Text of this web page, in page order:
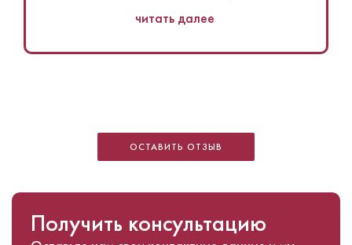
справиться со страхом стоматологий​.
Порекомендовал бы всем своим знакомым
читать далее
ОСТАВИТЬ ОТЗЫВ
Получить консультацию